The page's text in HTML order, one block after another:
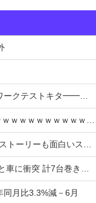
キタ━━━━(゜∀゜)━━━━!!
ｗｗｗｗｗｗｗｗｗｗ
バレの上位互換だとまじで好評
計7台巻き込み 八王子
月比3.3%減－6月